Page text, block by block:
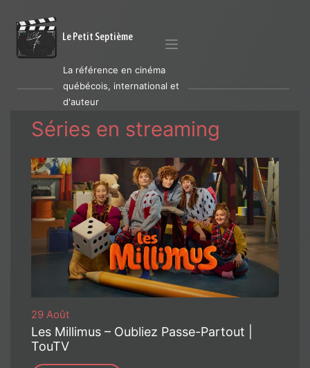
Le Petit Septième
La référence en cinéma
québécois, international et
d'auteur
Séries en streaming
29 Août
Les Millimus – Oubliez Passe-Partout |
TouTV